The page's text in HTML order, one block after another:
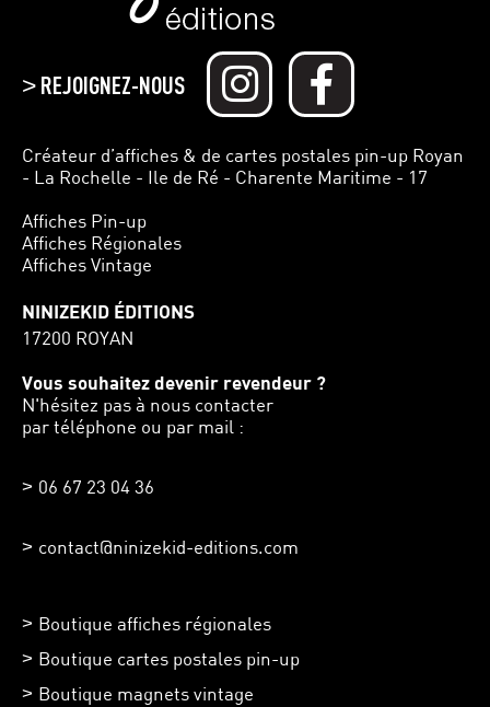
>REJOIGNEZ-NOUS
Créateur d’affiches & de cartes postales pin-up Royan
- La Rochelle - Ile de Ré - Charente Maritime - 17
Affiches Pin-up
Affiches Régionales
Affiches Vintage
NINIZEKID ÉDITIONS
17200 ROYAN
Vous souhaitez devenir revendeur ?
N'hésitez pas à nous contacter
par téléphone ou par mail :
06 67 23 04 36
contact@ninizekid-editions.com
Boutique affiches régionales
Boutique cartes postales pin-up
Boutique magnets vintage